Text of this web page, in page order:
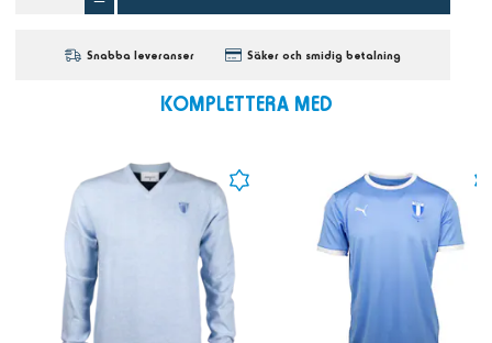
Snabba leveranser Säker och smidig betalning
KOMPLETTERA MED